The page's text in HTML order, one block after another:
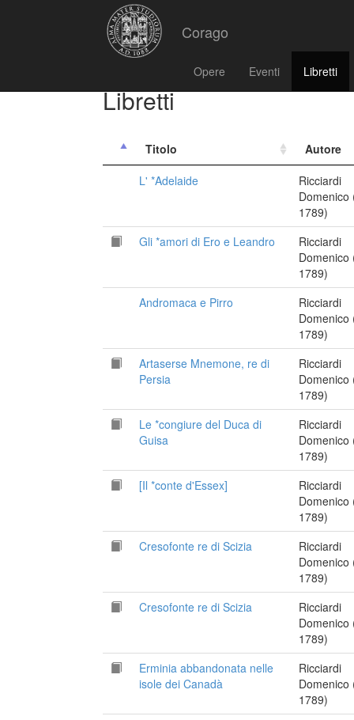
Corago
Opere Eventi Libretti
Libretti
Titolo
Autore
L' *Adelaide
Ricciardi
Domenico
1789)
Gli *amori di Ero e Leandro
Ricciardi
Domenico
1789)
Andromaca e Pirro
Ricciardi
Domenico
1789)
Artaserse Mnemone, re di
Persia
Ricciardi
Domenico
1789)
Le *congiure del Duca di
Guisa
Ricciardi
Domenico
1789)
[Il *conte d'Essex]
Ricciardi
Domenico
1789)
Cresofonte re di Scizia
Ricciardi
Domenico
1789)
Cresofonte re di Scizia
Ricciardi
Domenico
1789)
Erminia abbandonata nelle
isole dei Canadà
Ricciardi
Domenico
1789)